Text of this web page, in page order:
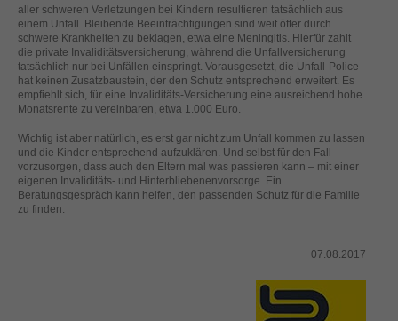
aller schweren Verletzungen bei Kindern resultieren tatsächlich aus
einem Unfall. Bleibende Beeinträchtigungen sind weit öfter durch
schwere Krankheiten zu beklagen, etwa eine Meningitis. Hierfür zahlt
die private Invaliditätsversicherung, während die Unfallversicherung
tatsächlich nur bei Unfällen einspringt. Vorausgesetzt, die Unfall-Police
hat keinen Zusatzbaustein, der den Schutz entsprechend erweitert. Es
empfiehlt sich, für eine Invaliditäts-Versicherung eine ausreichend hohe
Monatsrente zu vereinbaren, etwa 1.000 Euro.
Wichtig ist aber natürlich, es erst gar nicht zum Unfall kommen zu lassen
und die Kinder entsprechend aufzuklären. Und selbst für den Fall
vorzusorgen, dass auch den Eltern mal was passieren kann – mit einer
eigenen Invaliditäts- und Hinterbliebenenvorsorge. Ein
Beratungsgespräch kann helfen, den passenden Schutz für die Familie
zu finden.
07.08.2017
helfen, diese Website und Ihre Erfahrung zu verbessern.
Personenbezogene Daten können verarbeitet werden (z. B. IP-
Adressen), z. B. für personalisierte Anzeigen und Inhalte oder
Anzeigen- und Inhaltsmessung. Weitere Informationen über die
Verwendung Ihrer Daten finden Sie in unserer
Datenschutzerklärung.
Hier finden Sie eine Übersicht über alle verwendeten Cookies. Sie
weitere Informationen anzeigen lassen und so nur bestimmte
Cookies auswählen.
Alle akzeptieren Speichern
Essenzielle Cookies ermöglichen grundlegende Funktionen und sind für
die einwandfreie Funktion der Website erforderlich.